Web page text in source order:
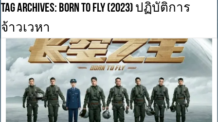
Tag Archives: Born to Fly (2023) ปฏิบัติการ
จ้าวเวหา